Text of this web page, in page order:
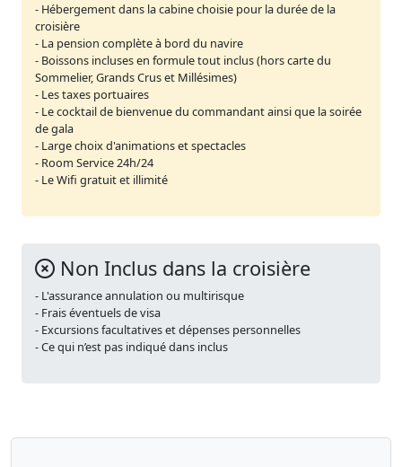
- Hébergement dans la cabine choisie pour la durée de la
croisière
- La pension complète à bord du navire
- Boissons incluses en formule tout inclus (hors carte du
Sommelier, Grands Crus et Millésimes)
- Les taxes portuaires
- Le cocktail de bienvenue du commandant ainsi que la soirée
de gala
- Large choix d'animations et spectacles
- Room Service 24h/24
- Le Wifi gratuit et illimité
Non Inclus dans la croisière
- L'assurance annulation ou multirisque
- Frais éventuels de visa
- Excursions facultatives et dépenses personnelles
- Ce qui n’est pas indiqué dans inclus